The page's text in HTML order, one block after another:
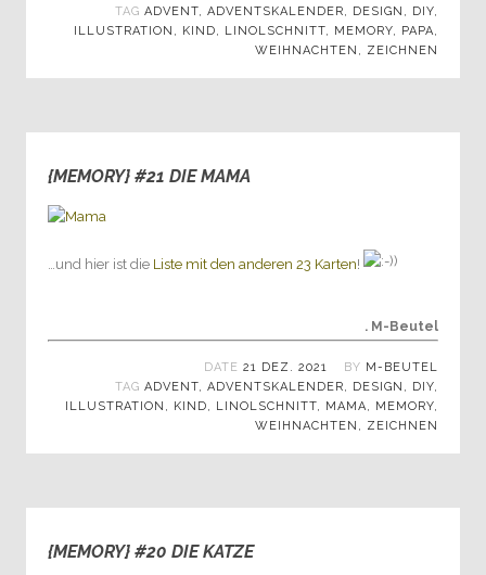
TAG ADVENT, ADVENTSKALENDER, DESIGN , DIY,
ILLUSTRATION , KIND, LINOLSCHNITT, MEMORY, PAPA,
WEIHNACHTEN , ZEICHNEN
{MEMORY} #21 DIE MAMA
…und hier ist die Liste mit den anderen 23 Karten!
. M-Beutel
DATE 21 DEZ. 2021 BY M-BEUTEL
TAG ADVENT, ADVENTSKALENDER, DESIGN , DIY,
ILLUSTRATION , KIND, LINOLSCHNITT, MAMA, MEMORY,
WEIHNACHTEN , ZEICHNEN
{MEMORY} #20 DIE KATZE